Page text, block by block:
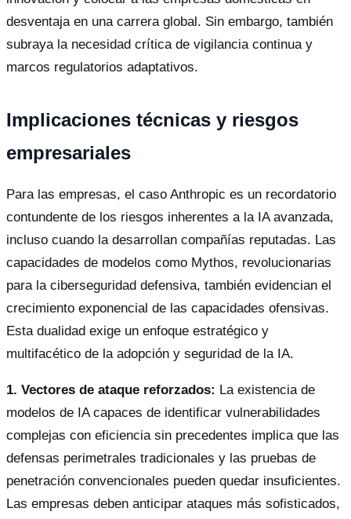
desventaja en una carrera global. Sin embargo, también
subraya la necesidad crítica de vigilancia continua y
marcos regulatorios adaptativos.
Implicaciones técnicas y riesgos
empresariales
Para las empresas, el caso Anthropic es un recordatorio
contundente de los riesgos inherentes a la IA avanzada,
incluso cuando la desarrollan compañías reputadas. Las
capacidades de modelos como Mythos, revolucionarias
para la ciberseguridad defensiva, también evidencian el
crecimiento exponencial de las capacidades ofensivas.
Esta dualidad exige un enfoque estratégico y
multifacético de la adopción y seguridad de la IA.
1. Vectores de ataque reforzados: La existencia de
modelos de IA capaces de identificar vulnerabilidades
complejas con eficiencia sin precedentes implica que las
defensas perimetrales tradicionales y las pruebas de
penetración convencionales pueden quedar insuficientes.
Las empresas deben anticipar ataques más sofisticados,